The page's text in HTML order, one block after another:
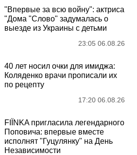
"Впервые за всю войну": актриса
"Дома "Слово" задумалась о
выезде из Украины с детьми
23:05 06.08.26
40 лет носил очки для имиджа:
Коляденко врачи прописали их
по рецепту
17:20 06.08.26
FIÏNKA пригласила легендарного
Поповича: впервые вместе
исполнят "Гуцулянку" на День
Независимости